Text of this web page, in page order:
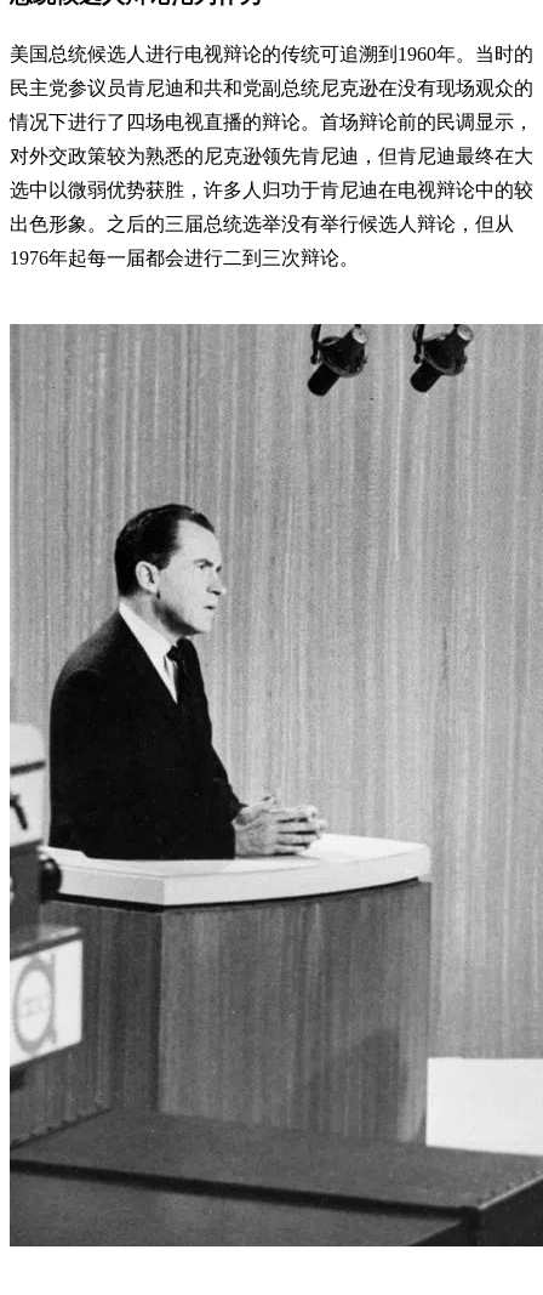
美国总统候选人进行电视辩论的传统可追溯到1960年。当时的
民主党参议员肯尼迪和共和党副总统尼克逊在没有现场观众的
情况下进行了四场电视直播的辩论。首场辩论前的民调显示，
对外交政策较为熟悉的尼克逊领先肯尼迪，但肯尼迪最终在大
选中以微弱优势获胜，许多人归功于肯尼迪在电视辩论中的较
出色形象。之后的三届总统选举没有举行候选人辩论，但从
1976年起每一届都会进行二到三次辩论。